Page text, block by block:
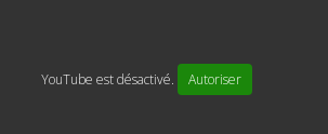
YouTube est désactivé. Autoriser